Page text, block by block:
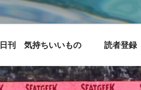
日刊 気持ちいいもの 読者登録